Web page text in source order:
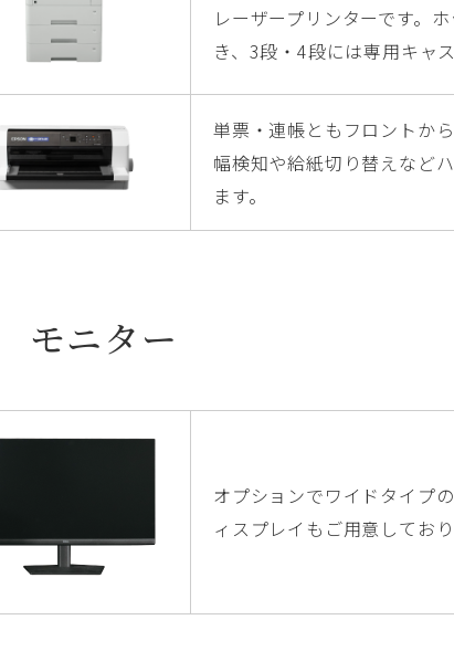
レーザープリンターです。
き、3段・4段には専用キャ
単票・連帳ともフロントか
幅検知や給紙切り替えなど
ます。
モニター
オプションでワイドタイプ
ィスプレイもご用意しており